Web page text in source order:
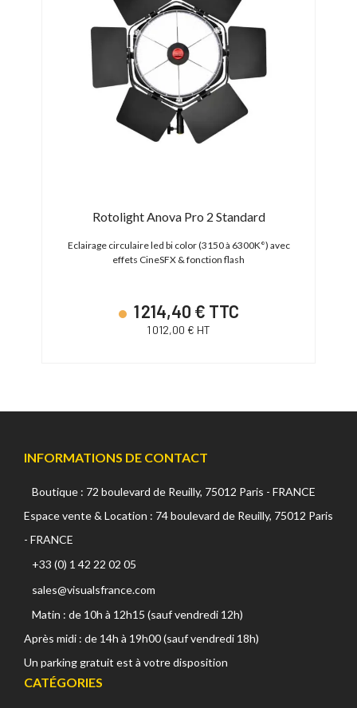
Rotolight Anova Pro 2 Standard
Eclairage circulaire led bi color (3150 à 6300K°) avec
effets CineSFX & fonction flash
1 214,40 € TTC
1 012,00 € HT
INFORMATIONS DE CONTACT
Boutique : 72 boulevard de Reuilly, 75012 Paris - FRANCE
Espace vente & Location : 74 boulevard de Reuilly, 75012 Paris
- FRANCE
+33 (0) 1 42 22 02 05
sales@visualsfrance.com
Matin : de 10h à 12h15 (sauf vendredi 12h)
Après midi : de 14h à 19h00 (sauf vendredi 18h)
Un parking gratuit est à votre disposition
CATÉGORIES